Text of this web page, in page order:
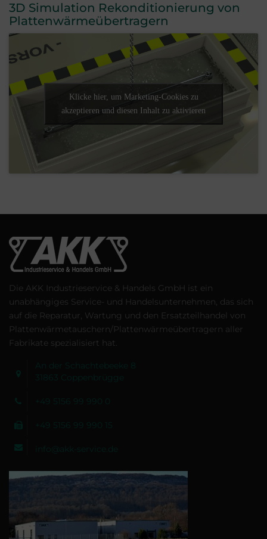
3D Simulation Rekonditionierung von
Plattenwärmeübertragern
Klicke hier, um Marketing-Cookies zu
akzeptieren und diesen Inhalt zu aktivieren
Die AKK Industrieservice & Handels GmbH ist ein
unabhängiges Service- und Handelsunternehmen, das sich
auf die Reparatur, Wartung und den Ersatzteilhandel von
Plattenwärmetauschern/Plattenwärmeübertragern aller
Fabrikate spezialisiert hat.
An der Schachtebeeke 8
31863 Coppenbrügge
+49 5156 99 990 0
+49 5156 99 990 15
info@akk-service.de